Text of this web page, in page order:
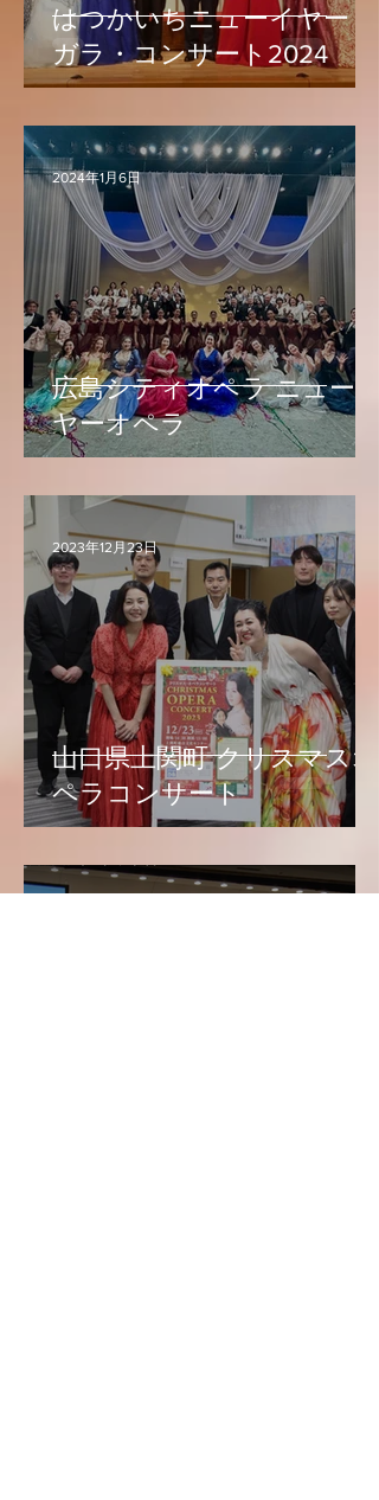
はつかいちニューイヤー・
ガラ・コンサート2024
広島シティオペラ ニューイ
ヤーオペラ
2024年1月6日
山口県上関町 クリスマスオ
ペラコンサート
2023年12月23日